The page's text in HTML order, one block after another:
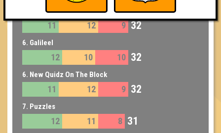
6. Globo Gym Purpur Cobras
11 12 9 32
6. Galileel
12 10 10 32
6. New Quidz On The Block
11 12 9 32
7. Puzzles
12 11 8 31